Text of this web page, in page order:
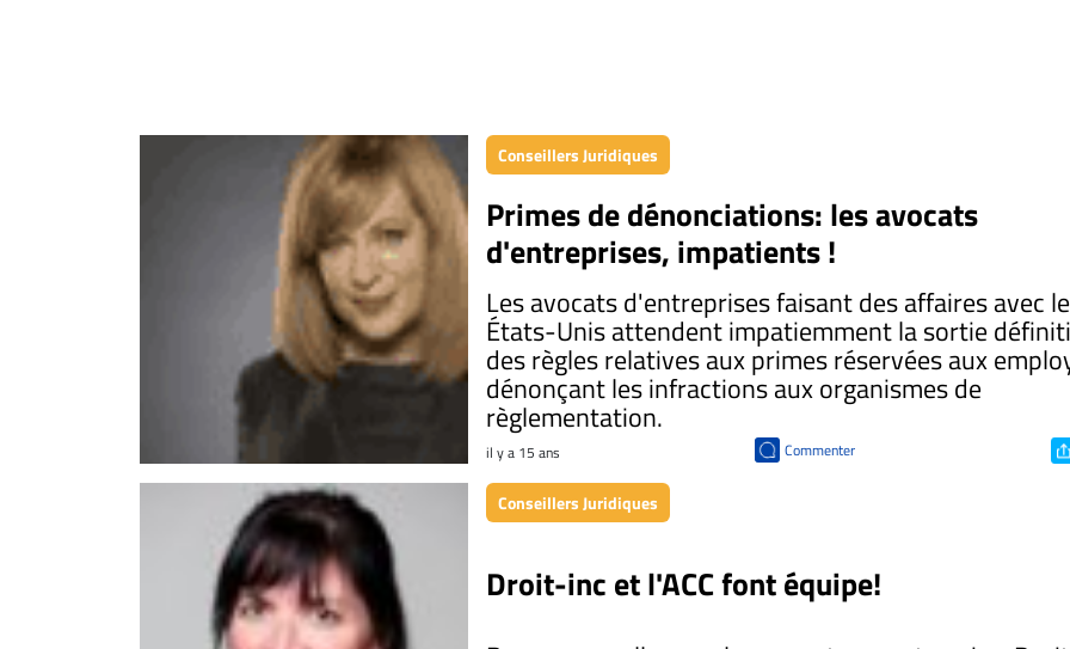
Conseillers Juridiques
Primes de dénonciations: les avocats
d'entreprises, impatients !
Les avocats d'entreprises faisant des affaires avec
États-Unis attendent impatiemment la sortie
des règles relatives aux primes réservées aux
dénonçant les infractions aux organismes de
règlementation.
il y a 15 ans Commenter
Conseillers Juridiques
Droit-inc et l'ACC font équipe!